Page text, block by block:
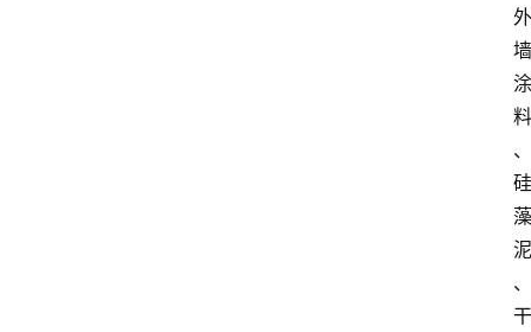
外
墙
涂
料
、
硅
藻
泥
、
干